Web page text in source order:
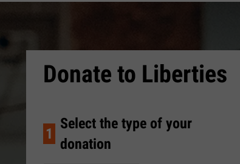
Donate to Liberties
1
Select the type of your
donation